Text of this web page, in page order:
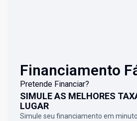
Financiamento
Pretende Financiar?
SIMULE AS MELHORES
LUGAR
Simule seu financiamento em